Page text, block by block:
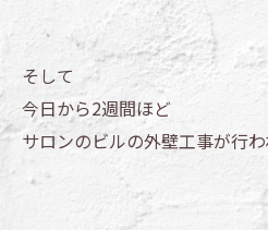
そして
今日から2週間ほど
サロンのビルの外壁工事が行